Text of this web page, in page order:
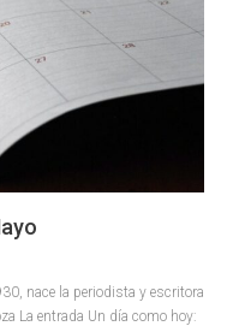
nace la periodista y escritora
La entrada Un día como hoy: